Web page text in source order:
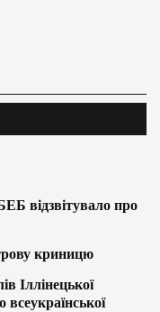
відзвітувало про
криницю
Іллінецької